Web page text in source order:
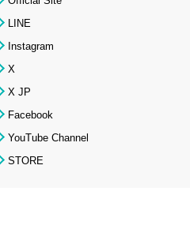
LINE
Instagram
X
X JP
Facebook
YouTube Channel
STORE